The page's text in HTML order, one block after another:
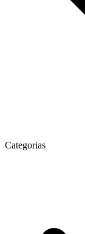
Categorias